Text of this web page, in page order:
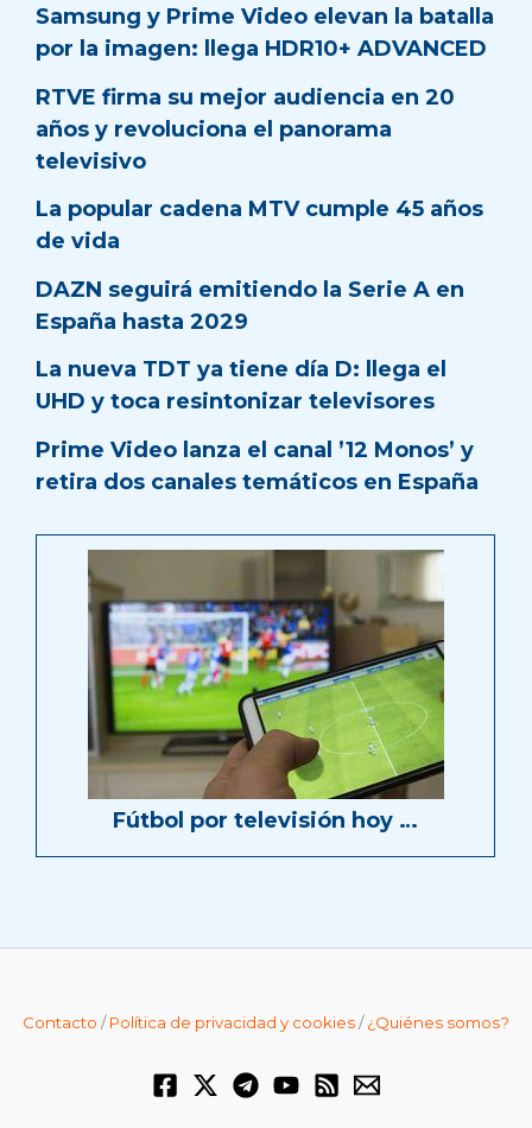
Samsung y Prime Video elevan la batalla
por la imagen: llega HDR10+ ADVANCED
RTVE firma su mejor audiencia en 20
años y revoluciona el panorama
televisivo
La popular cadena MTV cumple 45 años
de vida
DAZN seguirá emitiendo la Serie A en
España hasta 2029
La nueva TDT ya tiene día D: llega el
UHD y toca resintonizar televisores
Prime Video lanza el canal ’12 Monos’ y
retira dos canales temáticos en España
Fútbol por televisión hoy …
Contacto /Política de privacidad y cookies/¿Quiénes somos?